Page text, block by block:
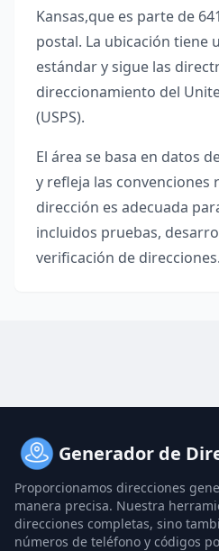
Kansas,que es parte de
postal. La ubicación tiene
estándar y sigue las
direccionamiento del
(USPS).
El área se basa en datos
y refleja las convenciones
dirección es adecuada
incluidos pruebas,
verificación de direcciones.
Generador de
Proporcionamos direcciones
manera precisa. Nuestra
direcciones completas, sino
números de teléfono y códigos